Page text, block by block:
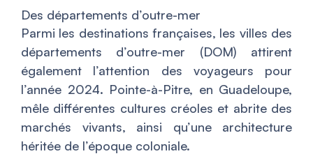
Des départements d’outre-mer
Parmi les destinations françaises, les villes des
départements d’outre-mer (DOM) attirent
également l’attention des voyageurs pour
l’année 2024. Pointe-à-Pitre, en Guadeloupe,
mêle différentes cultures créoles et abrite des
marchés vivants, ainsi qu’une architecture
héritée de l’époque coloniale.